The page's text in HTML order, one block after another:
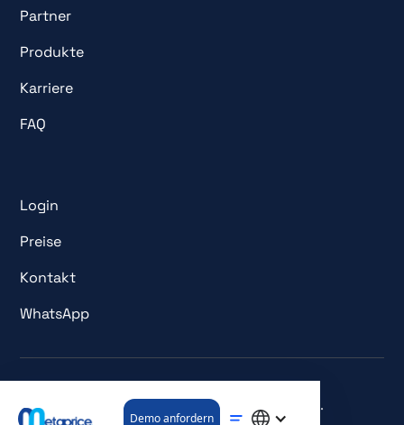
Partner
Produkte
Karriere
FAQ
Login
Preise
Kontakt
WhatsApp
© Alle Rechte vorbehalten. metaprice GmbH.
Demo anfordern